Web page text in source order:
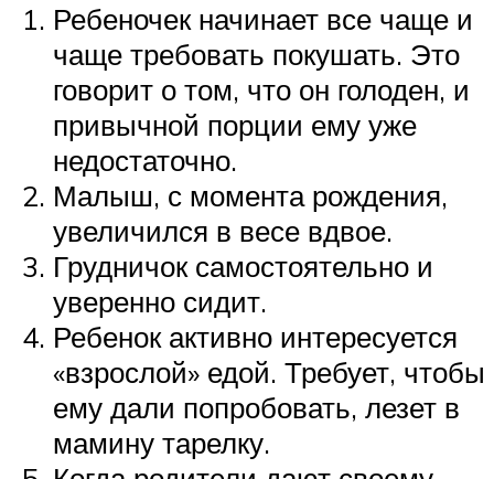
Ребеночек начинает все чаще и
чаще требовать покушать. Это
говорит о том, что он голоден, и
привычной порции ему уже
недостаточно.
Малыш, с момента рождения,
увеличился в весе вдвое.
Грудничок самостоятельно и
уверенно сидит.
Ребенок активно интересуется
«взрослой» едой. Требует, чтобы
ему дали попробовать, лезет в
мамину тарелку.